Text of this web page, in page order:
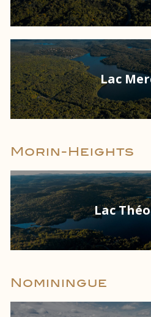
Lac
Morin-Heights
Lac
Nominingue